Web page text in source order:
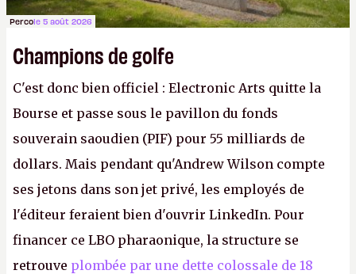
Percole 5 août 2026
Champions de golfe
C'est donc bien officiel : Electronic Arts quitte la
Bourse et passe sous le pavillon du fonds
souverain saoudien (PIF) pour 55 milliards de
dollars. Mais pendant qu'Andrew Wilson compte
ses jetons dans son jet privé, les employés de
l'éditeur feraient bien d'ouvrir LinkedIn. Pour
financer ce LBO pharaonique, la structure se
retrouve plombée par une dette colossale de 18